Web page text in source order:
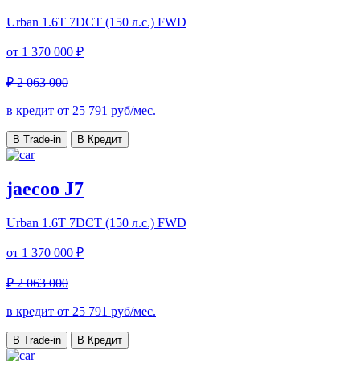
Urban 1.6T 7DCT (150 л.с.) FWD
от 1 370 000 ₽
₽ 2 063 000
в кредит от 25 791 руб/мес.
В Trade-in В Кредит
jaecoo J7
Urban 1.6T 7DCT (150 л.с.) FWD
от 1 370 000 ₽
₽ 2 063 000
в кредит от 25 791 руб/мес.
В Trade-in В Кредит